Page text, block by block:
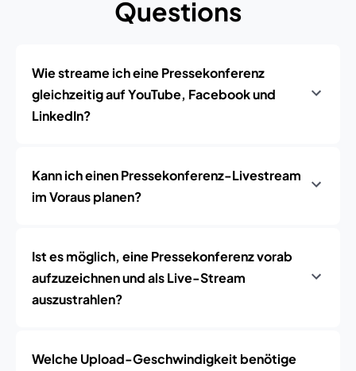
Questions
Wie streame ich eine Pressekonferenz
gleichzeitig auf YouTube, Facebook und
LinkedIn?
Kann ich einen Pressekonferenz-Livestream
im Voraus planen?
Ist es möglich, eine Pressekonferenz vorab
aufzuzeichnen und als Live-Stream
auszustrahlen?
Welche Upload-Geschwindigkeit benötige